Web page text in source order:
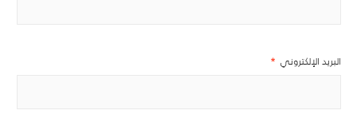
البريد الإلكتروني *